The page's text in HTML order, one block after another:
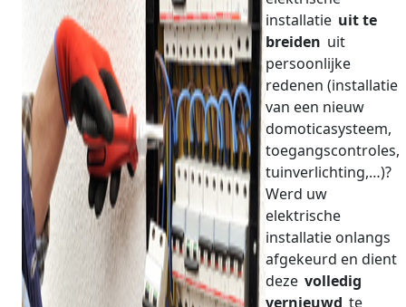
installatie uit te
breiden uit
persoonlijke
redenen (installatie
van een nieuw
domoticasysteem,
toegangscontroles,
tuinverlichting,…)?
Werd uw
elektrische
installatie onlangs
afgekeurd en dient
deze volledig
vernieuwd te